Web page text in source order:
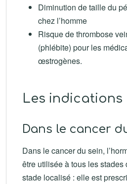
Diminution de taille du
chez l’homme
Risque de thrombose
(phlébite) pour les
œstrogènes.
Les indications
Dans le cancer
Dans le cancer du sein,
être utilisée à tous les stades
stade localisé : elle est